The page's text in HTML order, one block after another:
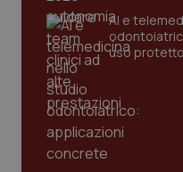
AI e
uso protetto
tracking-sites-ironfish-